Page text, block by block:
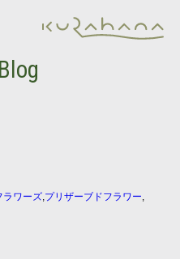
ラワーズ,プリザーブドフラワー,